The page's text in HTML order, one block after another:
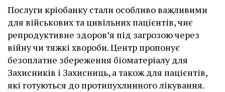
Послуги кріобанку стали особливо важливими
для військових та цивільних пацієнтів, чиє
репродуктивне здоров’я під загрозою через
війну чи тяжкі хвороби. Центр пропонує
безоплатне збереження біоматеріалу для
Захисників і Захисниць, а також для пацієнтів,
які готуються до протипухлинного лікування.